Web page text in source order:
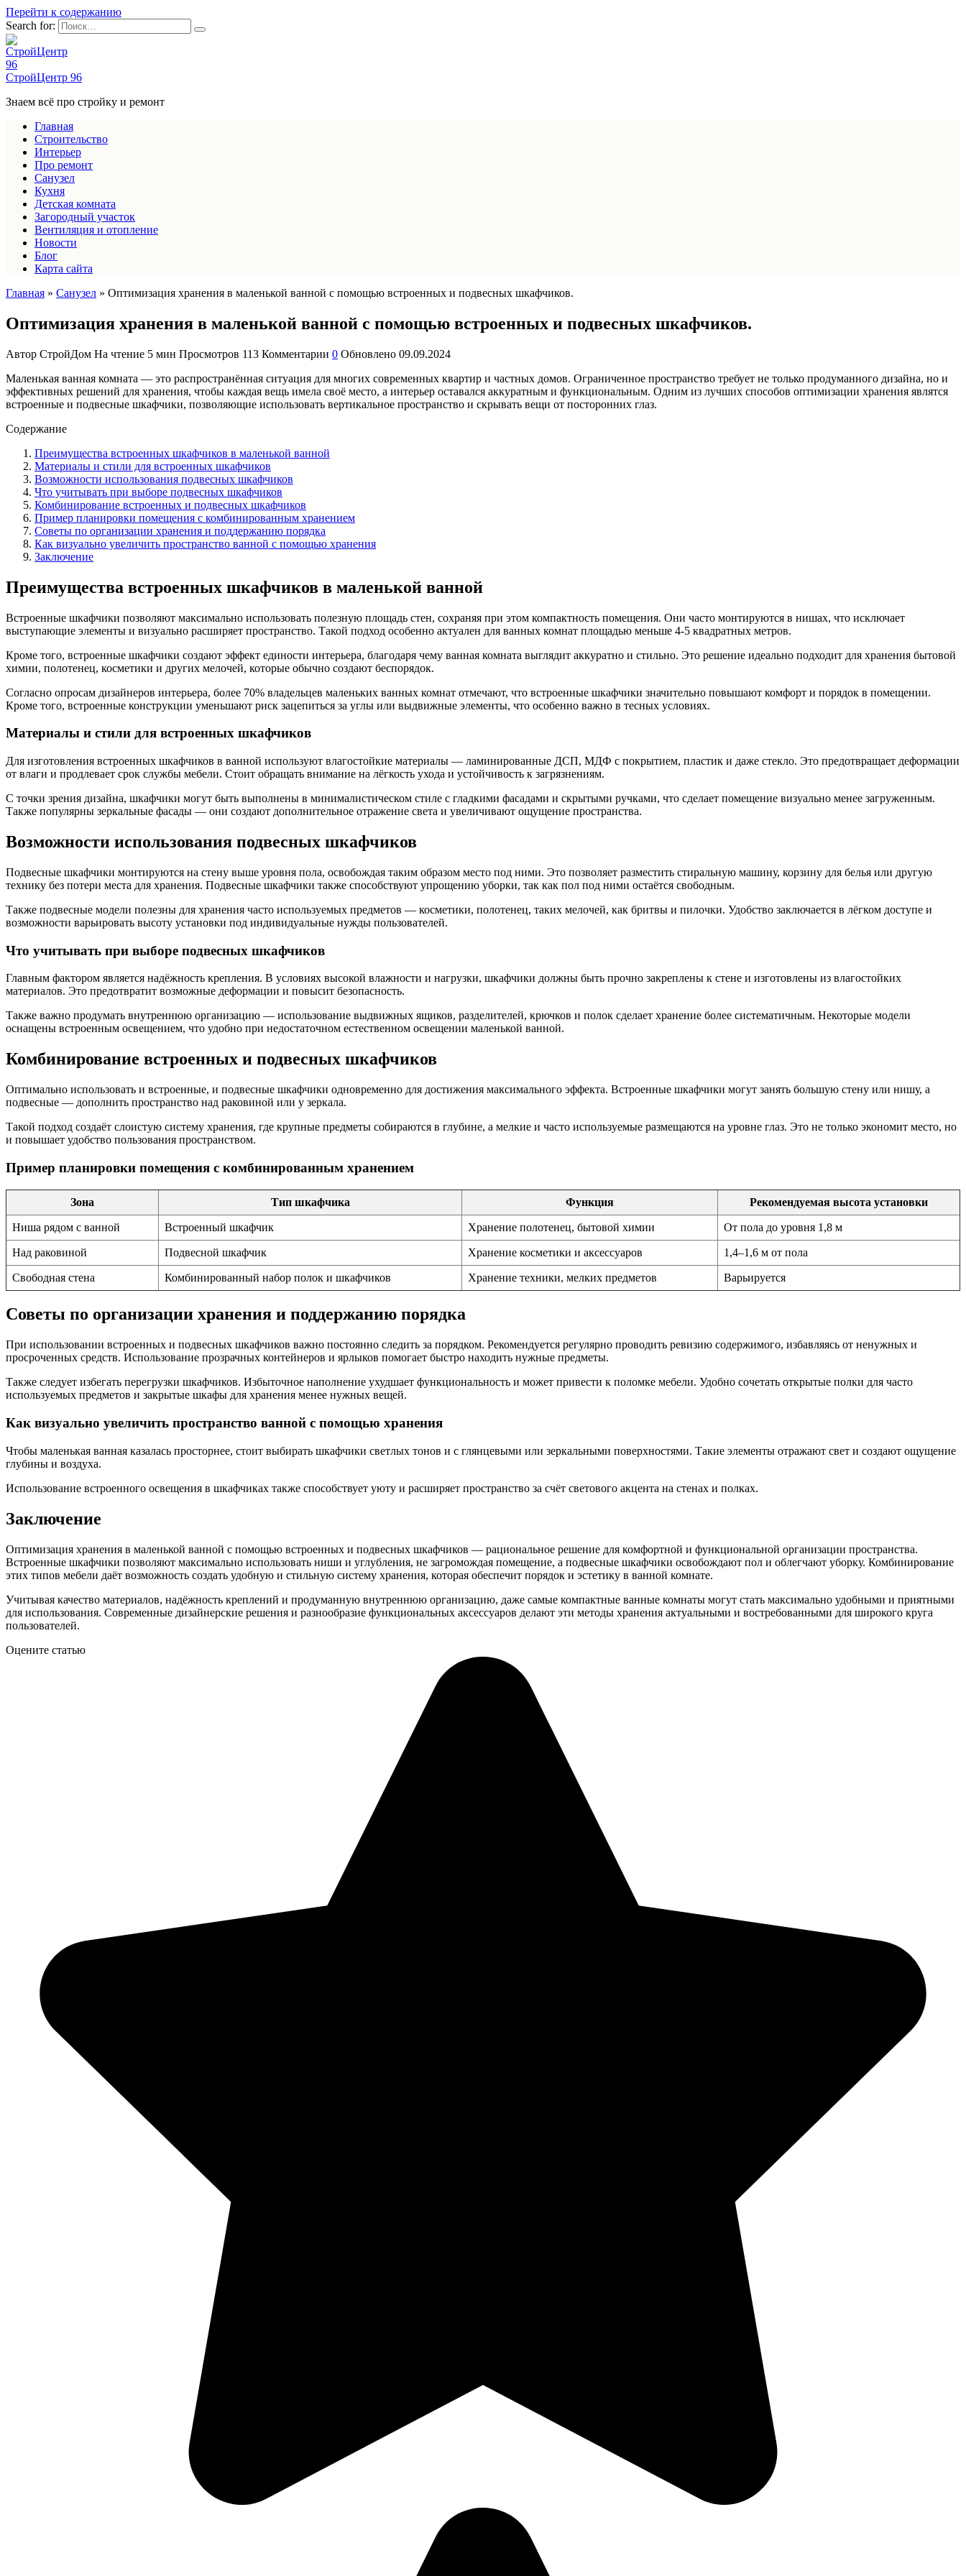
Перейти к содержанию
Search for:
СтройЦентр 96
Знаем всё про стройку и ремонт
Главная
Строительство
Интерьер
Про ремонт
Санузел
Кухня
Детская комната
Загородный участок
Вентиляция и отопление
Новости
Блог
Карта сайта
Главная » Санузел » Оптимизация хранения в маленькой ванной с помощью встроенных и подвесных шкафчиков.
Оптимизация хранения в маленькой ванной с помощью встроенных и подвесных шкафчиков.
Автор СтройДом На чтение 5 мин Просмотров 113 Комментарии 0 Обновлено 09.09.2024
Маленькая ванная комната — это распространённая ситуация для многих современных квартир и частных домов. Ограниченное пространство требует не только продуманного дизайна, но и
эффективных решений для хранения, чтобы каждая вещь имела своё место, а интерьер оставался аккуратным и функциональным. Одним из лучших способов оптимизации хранения являтся
встроенные и подвесные шкафчики, позволяющие использовать вертикальное пространство и скрывать вещи от посторонних глаз.
Содержание
Преимущества встроенных шкафчиков в маленькой ванной
Материалы и стили для встроенных шкафчиков
Возможности использования подвесных шкафчиков
Что учитывать при выборе подвесных шкафчиков
Комбинирование встроенных и подвесных шкафчиков
Пример планировки помещения с комбинированным хранением
Советы по организации хранения и поддержанию порядка
Как визуально увеличить пространство ванной с помощью хранения
Заключение
Преимущества встроенных шкафчиков в маленькой ванной
Встроенные шкафчики позволяют максимально использовать полезную площадь стен, сохраняя при этом компактность помещения. Они часто монтируются в нишах, что исключает
выступающие элементы и визуально расширяет пространство. Такой подход особенно актуален для ванных комнат площадью меньше 4-5 квадратных метров.
Кроме того, встроенные шкафчики создают эффект единости интерьера, благодаря чему ванная комната выглядит аккуратно и стильно. Это решение идеально подходит для хранения бытовой
химии, полотенец, косметики и других мелочей, которые обычно создают беспорядок.
Согласно опросам дизайнеров интерьера, более 70% владельцев маленьких ванных комнат отмечают, что встроенные шкафчики значительно повышают комфорт и порядок в помещении.
Кроме того, встроенные конструкции уменьшают риск зацепиться за углы или выдвижные элементы, что особенно важно в тесных условиях.
Материалы и стили для встроенных шкафчиков
Для изготовления встроенных шкафчиков в ванной используют влагостойкие материалы — ламинированные ДСП, МДФ с покрытием, пластик и даже стекло. Это предотвращает деформации
от влаги и продлевает срок службы мебели. Стоит обращать внимание на лёгкость ухода и устойчивость к загрязнениям.
С точки зрения дизайна, шкафчики могут быть выполнены в минималистическом стиле с гладкими фасадами и скрытыми ручками, что сделает помещение визуально менее загруженным.
Также популярны зеркальные фасады — они создают дополнительное отражение света и увеличивают ощущение пространства.
Возможности использования подвесных шкафчиков
Подвесные шкафчики монтируются на стену выше уровня пола, освобождая таким образом место под ними. Это позволяет разместить стиральную машину, корзину для белья или другую
технику без потери места для хранения. Подвесные шкафчики также способствуют упрощению уборки, так как пол под ними остаётся свободным.
Также подвесные модели полезны для хранения часто используемых предметов — косметики, полотенец, таких мелочей, как бритвы и пилочки. Удобство заключается в лёгком доступе и
возможности варьировать высоту установки под индивидуальные нужды пользователей.
Что учитывать при выборе подвесных шкафчиков
Главным фактором является надёжность крепления. В условиях высокой влажности и нагрузки, шкафчики должны быть прочно закреплены к стене и изготовлены из влагостойких
материалов. Это предотвратит возможные деформации и повысит безопасность.
Также важно продумать внутреннюю организацию — использование выдвижных ящиков, разделителей, крючков и полок сделает хранение более систематичным. Некоторые модели
оснащены встроенным освещением, что удобно при недостаточном естественном освещении маленькой ванной.
Комбинирование встроенных и подвесных шкафчиков
Оптимально использовать и встроенные, и подвесные шкафчики одновременно для достижения максимального эффекта. Встроенные шкафчики могут занять большую стену или нишу, а
подвесные — дополнить пространство над раковиной или у зеркала.
Такой подход создаёт слоистую систему хранения, где крупные предметы собираются в глубине, а мелкие и часто используемые размещаются на уровне глаз. Это не только экономит место, но
и повышает удобство пользования пространством.
Пример планировки помещения с комбинированным хранением
Зона Тип шкафчика Функция Рекомендуемая высота установки
Ниша рядом с ванной Встроенный шкафчик Хранение полотенец, бытовой химии От пола до уровня 1,8 м
Над раковиной Подвесной шкафчик Хранение косметики и аксессуаров 1,4–1,6 м от пола
Свободная стена Комбинированный набор полок и шкафчиков Хранение техники, мелких предметов Варьируется
Советы по организации хранения и поддержанию порядка
При использовании встроенных и подвесных шкафчиков важно постоянно следить за порядком. Рекомендуется регулярно проводить ревизию содержимого, избавляясь от ненужных и
просроченных средств. Использование прозрачных контейнеров и ярлыков помогает быстро находить нужные предметы.
Также следует избегать перегрузки шкафчиков. Избыточное наполнение ухудшает функциональность и может привести к поломке мебели. Удобно сочетать открытые полки для часто
используемых предметов и закрытые шкафы для хранения менее нужных вещей.
Как визуально увеличить пространство ванной с помощью хранения
Чтобы маленькая ванная казалась просторнее, стоит выбирать шкафчики светлых тонов и с глянцевыми или зеркальными поверхностями. Такие элементы отражают свет и создают ощущение
глубины и воздуха.
Использование встроенного освещения в шкафчиках также способствует уюту и расширяет пространство за счёт светового акцента на стенах и полках.
Заключение
Оптимизация хранения в маленькой ванной с помощью встроенных и подвесных шкафчиков — рациональное решение для комфортной и функциональной организации пространства.
Встроенные шкафчики позволяют максимально использовать ниши и углубления, не загромождая помещение, а подвесные шкафчики освобождают пол и облегчают уборку. Комбинирование
этих типов мебели даёт возможность создать удобную и стильную систему хранения, которая обеспечит порядок и эстетику в ванной комнате.
Учитывая качество материалов, надёжность креплений и продуманную внутреннюю организацию, даже самые компактные ванные комнаты могут стать максимально удобными и приятными
для использования. Современные дизайнерские решения и разнообразие функциональных аксессуаров делают эти методы хранения актуальными и востребованными для широкого круга
пользователей.
Оцените статью